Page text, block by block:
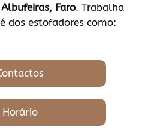
Faro. Trabalha
é dos estofadores como:
Horário